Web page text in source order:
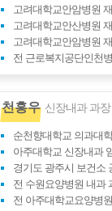
고려대학교안암병원
고려대학교안산병원
고려대학교안암병원
전 근로복지공단인천
천홍우 신장내과 과장
순천향대학교 의과대
아주대학교 신장내과
경기도 광주시 보건소
전 수원요양병원 내과
전 아주대학교요양병